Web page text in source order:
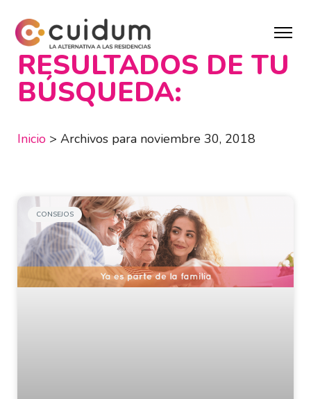
RESULTADOS DE TU
BÚSQUEDA:
Inicio > Archivos para noviembre 30, 2018
CONSEJOS